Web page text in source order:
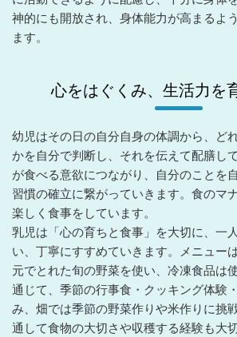
神的にも開放され、身体能力が高まるよ
ます。
心をはぐくみ、生活力を
幼児はその日の自分自身の体調から、ど
かを自分で判断し、それを伝えて配膳し
が食べる意欲につながり、自分のことを
習慣の確立に繋がっていきます。食のマ
楽しく食事をしています。
乳児は「心の育ちと食事」を大切に、一
い、丁寧にすすめていきます。メニュー
元でとれた旬の野菜を使い、冷凍食品は
通じて、季節の行事食・クッキング体験
み、畑では季節の野菜作りや米作りに挑
通して食物の大切さや収穫する経験も大